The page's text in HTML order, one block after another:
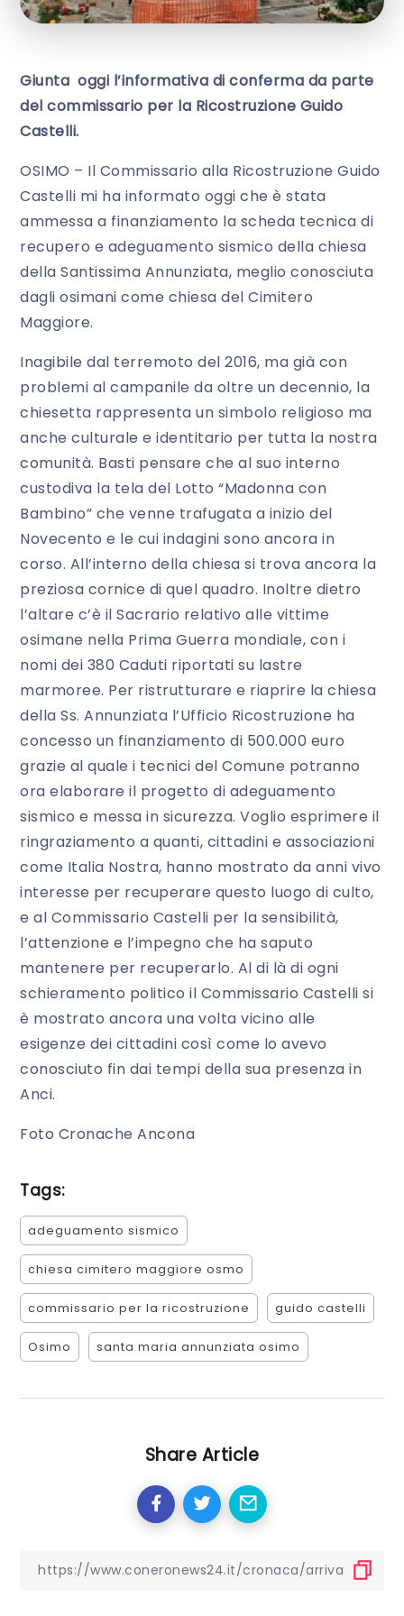
Giunta oggi l’informativa di conferma da parte
del commissario per la Ricostruzione Guido
Castelli.
OSIMO – Il Commissario alla Ricostruzione Guido
Castelli mi ha informato oggi che è stata
ammessa a finanziamento la scheda tecnica di
recupero e adeguamento sismico della chiesa
della Santissima Annunziata, meglio conosciuta
dagli osimani come chiesa del Cimitero
Maggiore.
Inagibile dal terremoto del 2016, ma già con
problemi al campanile da oltre un decennio, la
chiesetta rappresenta un simbolo religioso ma
anche culturale e identitario per tutta la nostra
comunità. Basti pensare che al suo interno
custodiva la tela del Lotto “Madonna con
Bambino” che venne trafugata a inizio del
Novecento e le cui indagini sono ancora in
corso. All’interno della chiesa si trova ancora la
preziosa cornice di quel quadro. Inoltre dietro
l’altare c’è il Sacrario relativo alle vittime
osimane nella Prima Guerra mondiale, con i
nomi dei 380 Caduti riportati su lastre
marmoree. Per ristrutturare e riaprire la chiesa
della Ss. Annunziata l’Ufficio Ricostruzione ha
concesso un finanziamento di 500.000 euro
grazie al quale i tecnici del Comune potranno
ora elaborare il progetto di adeguamento
sismico e messa in sicurezza. Voglio esprimere il
ringraziamento a quanti, cittadini e associazioni
come Italia Nostra, hanno mostrato da anni vivo
interesse per recuperare questo luogo di culto,
e al Commissario Castelli per la sensibilità,
l’attenzione e l’impegno che ha saputo
mantenere per recuperarlo. Al di là di ogni
schieramento politico il Commissario Castelli si
è mostrato ancora una volta vicino alle
esigenze dei cittadini così come lo avevo
conosciuto fin dai tempi della sua presenza in
Anci.
Foto Cronache Ancona
Tags:
adeguamento sismico
chiesa cimitero maggiore osmo
commissario per la ricostruzione guido castelli
Osimo santa maria annunziata osimo
Share Article